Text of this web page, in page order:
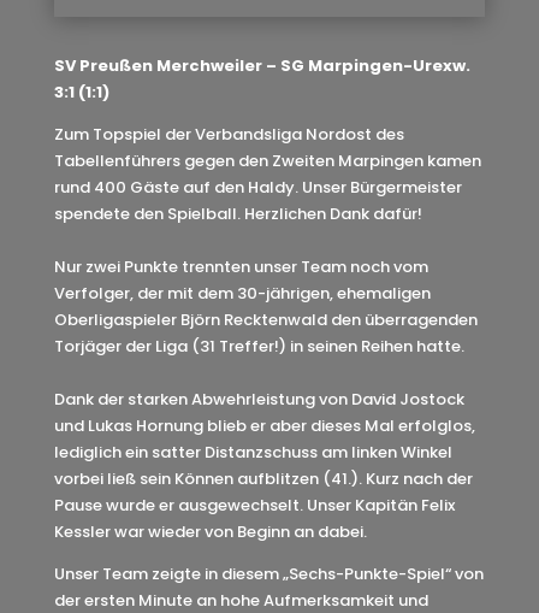
SV Preußen Merchweiler – SG Marpingen-Urexw.
3:1 (1:1)
Zum Topspiel der Verbandsliga Nordost des
Tabellenführers gegen den Zweiten Marpingen kamen
rund 400 Gäste auf den Haldy. Unser Bürgermeister
spendete den Spielball. Herzlichen Dank dafür!
Nur zwei Punkte trennten unser Team noch vom
Verfolger, der mit dem 30-jährigen, ehemaligen
Oberligaspieler Björn Recktenwald den überragenden
Torjäger der Liga (31 Treffer!) in seinen Reihen hatte.
Dank der starken Abwehrleistung von David Jostock
und Lukas Hornung blieb er aber dieses Mal erfolglos,
lediglich ein satter Distanzschuss am linken Winkel
vorbei ließ sein Können aufblitzen (41.). Kurz nach der
Pause wurde er ausgewechselt. Unser Kapitän Felix
Kessler war wieder von Beginn an dabei.
Unser Team zeigte in diesem „Sechs-Punkte-Spiel“ von
der ersten Minute an hohe Aufmerksamkeit und